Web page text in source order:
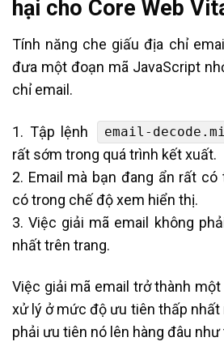
hại cho Core Web
Tính năng che giấu địa chỉ
đưa một đoạn mã JavaScript
chỉ email.
1. Tập lệnh email-
rất sớm trong quá trình kết xuất.
2. Email mà bạn đang ẩn rất
có trong chế độ xem hiển thị.
3. Việc giải mã email không
nhất trên trang.
Việc giải mã email trở thành
xử lý ở mức độ ưu tiên thấp
phải ưu tiên nó lên hàng đâu như